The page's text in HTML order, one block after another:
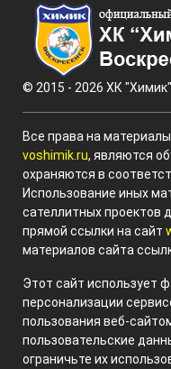
© 2015 - 2026 ХК
Все права на
voshimik.ru, являются
охраняются в
Использование иных
сателлитных проектов
прямой ссылки на сайт
материалов сайта
Этот сайт использует
персонализации
пользования веб-
пользовательские
ограничьте их